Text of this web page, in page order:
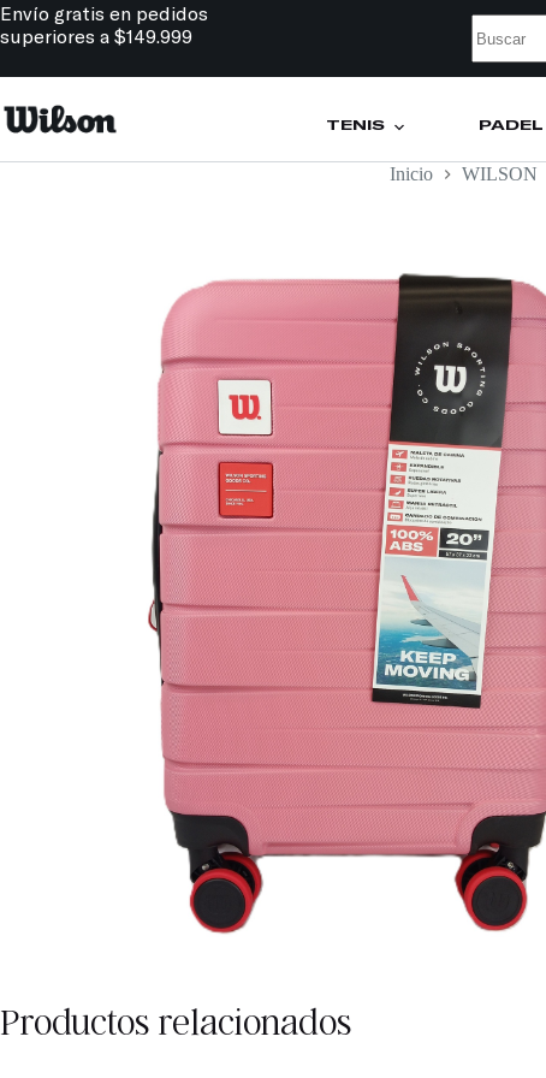
Envío gratis en pedidos
superiores a $149.999
TENIS PÁDEL
Inicio WILSON
Productos relacionados